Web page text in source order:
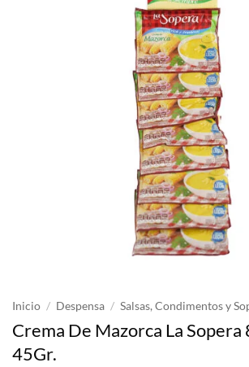
Inicio / Despensa / Salsas, Condimentos y
Crema De Mazorca La Sopera
45Gr.